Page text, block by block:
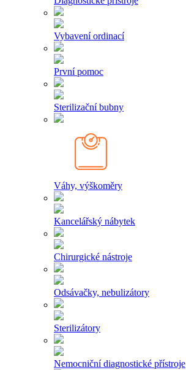
Vybavení ordinací
První pomoc
Sterilizační bubny
Váhy, výškoměry
Kancelářský nábytek
Chirurgické nástroje
Odsávačky, nebulizátory
Sterilizátory
Nemocniční diagnostické přístroje